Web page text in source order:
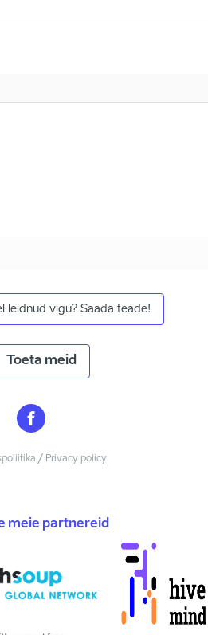
leidnud vigu? Saada teade!
Toeta meid
/ Privacy policy
meie partnereid